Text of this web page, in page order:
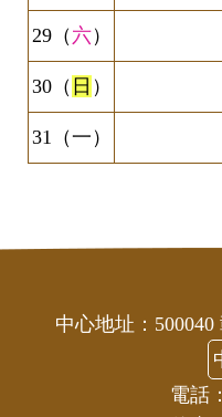
29（ 六）
30（ 日 ）
31（一）
中心地址：
電話